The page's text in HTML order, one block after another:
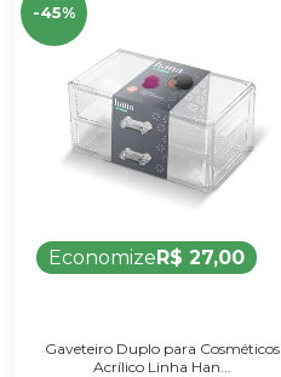
-45%
EconomizeR$ 27,00
Gaveteiro Duplo para Cosméticos
Acrílico Linha Han...